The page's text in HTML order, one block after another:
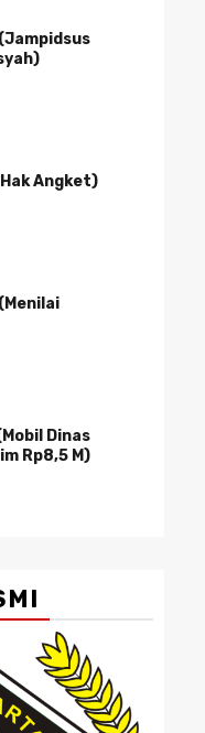
(Jampidsus
Angket)
Dinas
Rp8,5 M)